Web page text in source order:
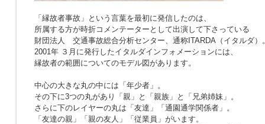
「縁故者事故」という言葉を最初に発信したのは、
所属する方が時折コメンテーターとして出演して下さっている
財団法人 交通事故総合分析センター、通称ITARDA（イタルダ）
2001年 ３月に発行したイタルダインフォメーションには、
縁故者の範囲についてのモデル図があります。
中心の大きな丸の中には「年少者」。
その下に3つの丸があり「親」と「親族」と「兄弟姉妹」。
さらに下のレイヤーの丸は「友達」「通園通学関係者」。
「友達の親」「親の友人」「従業員」がいます。